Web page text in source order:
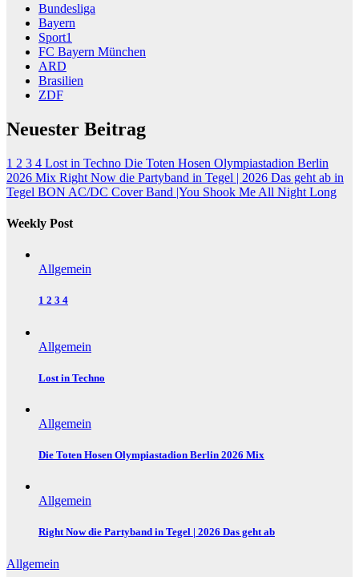
Bundesliga
Bayern
Sport1
FC Bayern München
ARD
Brasilien
ZDF
Neuester Beitrag
1 2 3 4 Lost in Techno Die Toten Hosen Olympiastadion Berlin
2026 Mix Right Now die Partyband in Tegel | 2026 Das geht ab in
Tegel BON AC/DC Cover Band |You Shook Me All Night Long
Weekly Post
Allgemein
1 2 3 4
Allgemein
Lost in Techno
Allgemein
Die Toten Hosen Olympiastadion Berlin 2026 Mix
Allgemein
Right Now die Partyband in Tegel | 2026 Das geht ab
Allgemein